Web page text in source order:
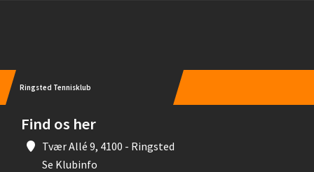
Ringsted Tennisklub
Find os her
Tvær Allé 9, 4100 - Ringsted
Se Klubinfo